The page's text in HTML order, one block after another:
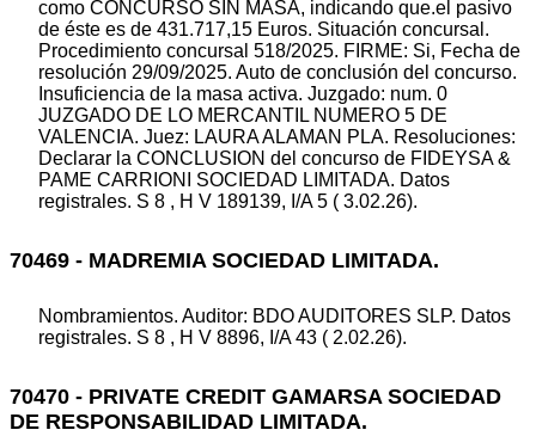
como CONCURSO SIN MASA, indicando que.el pasivo
de éste es de 431.717,15 Euros. Situación concursal.
Procedimiento concursal 518/2025. FIRME: Si, Fecha de
resolución 29/09/2025. Auto de conclusión del concurso.
Insuficiencia de la masa activa. Juzgado: num. 0
JUZGADO DE LO MERCANTIL NUMERO 5 DE
VALENCIA. Juez: LAURA ALAMAN PLA. Resoluciones:
Declarar la CONCLUSION del concurso de FIDEYSA &
PAME CARRIONI SOCIEDAD LIMITADA. Datos
registrales. S 8 , H V 189139, I/A 5 ( 3.02.26).
70469 - MADREMIA SOCIEDAD LIMITADA.
Nombramientos. Auditor: BDO AUDITORES SLP. Datos
registrales. S 8 , H V 8896, I/A 43 ( 2.02.26).
70470 - PRIVATE CREDIT GAMARSA SOCIEDAD
DE RESPONSABILIDAD LIMITADA.